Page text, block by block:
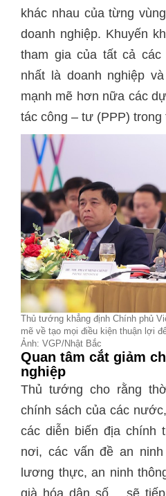
khác nhau của từng
doanh nghiệp. Khuyến
tham gia của tất cả
nhất là doanh nghiệp
mạnh mẽ hơn nữa các
tác công – tư (PPP)
Thủ tướng khẳng định Chính phủ
mẽ về tạo mọi điều kiện thuận lợi
Ảnh: VGP/Nhật Bắc
Quan tâm cắt giảm
nghiệp
Thủ tướng cho rằng
chính sách của các
các diễn biến địa chính
nơi, các vấn đề an
lương thực, an ninh